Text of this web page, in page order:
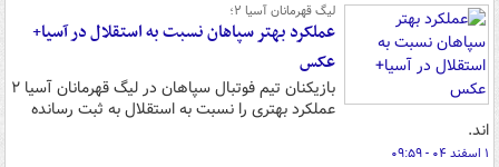
لیگ قهرمانان آسیا ۲؛
عملکرد بهتر سپاهان نسبت به استقلال در آسیا+
عکس
بازیکنان تیم فوتبال سپاهان در لیگ قهرمانان آسیا ۲
عملکرد بهتری را نسبت به استقلال به ثبت رسانده
اند.
۱ اسفند ۰۴ - ۰۹:۵۹